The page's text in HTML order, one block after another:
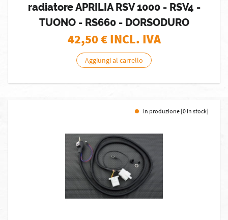
radiatore APRILIA RSV 1000 - RSV4 -
TUONO - RS660 - DORSODURO
42,50€ INCL. IVA
Aggiungi al carrello
In produzione [0 in stock]